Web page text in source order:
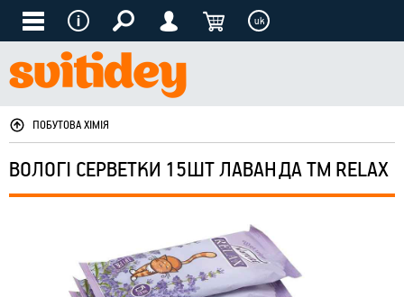
uk
ПОБУТОВА ХІМІЯ
ВОЛОГІ СЕРВЕТКИ 15ШТ ЛАВАНДА ТМ RELAX